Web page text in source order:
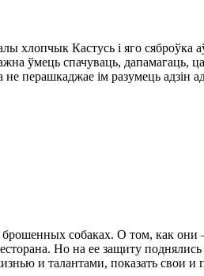
хлопчык Кастусь і яго сяброўка
ўмець спачуваць,
перашкаджае ім разумець адзін
собаках. О том, как
Но на ее защиту
и талантами, показать свои